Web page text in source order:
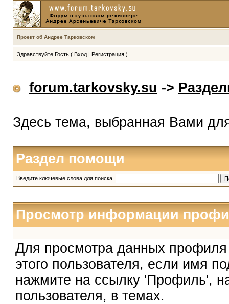
Проект об Андрее Тарковском
Здравствуйте Гость ( Вход| Регистрация)
forum.tarkovsky.su ->
Здесь тема, выбранная Вами
Раздел помощи
Введите ключевые слова для поиска
Просмотр информации
Для просмотра данных
этого пользователя, если имя
нажмите на ссылку 'Профиль',
пользователя, в темах.